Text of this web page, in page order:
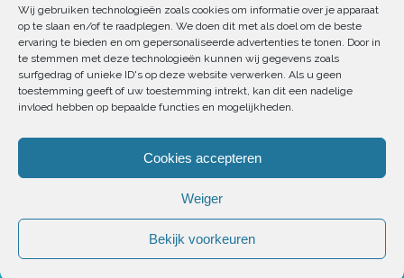
Wij gebruiken technologieën zoals cookies om informatie over je apparaat
op te slaan en/of te raadplegen. We doen dit met als doel om de beste
ervaring te bieden en om gepersonaliseerde advertenties te tonen. Door in
te stemmen met deze technologieën kunnen wij gegevens zoals
surfgedrag of unieke ID's op deze website verwerken. Als u geen
toestemming geeft of uw toestemming intrekt, kan dit een nadelige
invloed hebben op bepaalde functies en mogelijkheden.
Cookies accepteren
Weiger
Bekijk voorkeuren
Checklist